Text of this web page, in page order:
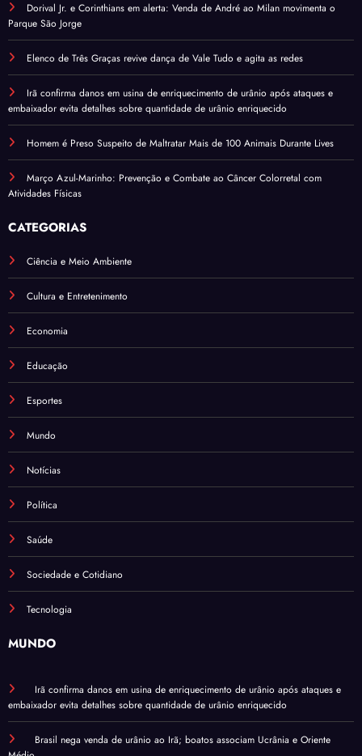
Dorival Jr. e Corinthians em alerta: Venda de André ao Milan movimenta o
Parque São Jorge
Elenco de Três Graças revive dança de Vale Tudo e agita as redes
Irã confirma danos em usina de enriquecimento de urânio após ataques e
embaixador evita detalhes sobre quantidade de urânio enriquecido
Homem é Preso Suspeito de Maltratar Mais de 100 Animais Durante Lives
Março Azul-Marinho: Prevenção e Combate ao Câncer Colorretal com
Atividades Físicas
CATEGORIAS
Ciência e Meio Ambiente
Cultura e Entretenimento
Economia
Educação
Esportes
Mundo
Notícias
Política
Saúde
Sociedade e Cotidiano
Tecnologia
MUNDO
Irã confirma danos em usina de enriquecimento de urânio após ataques e
embaixador evita detalhes sobre quantidade de urânio enriquecido
Brasil nega venda de urânio ao Irã; boatos associam Ucrânia e Oriente